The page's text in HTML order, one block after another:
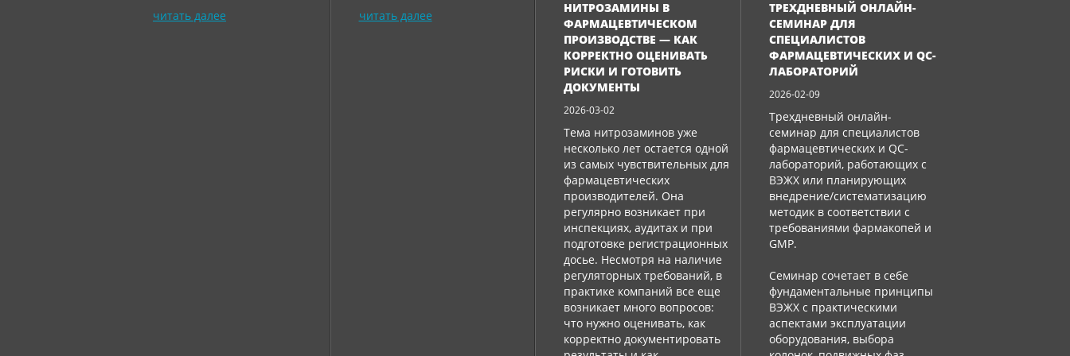
читать далее читать далее
НИТРОЗАМИНЫ В
ФАРМАЦЕВТИЧЕСКОМ
ПРОИЗВОДСТВЕ — КАК
КОРРЕКТНО ОЦЕНИВАТЬ
РИСКИ И ГОТОВИТЬ
ДОКУМЕНТЫ
2026-03-02
Тема нитрозаминов уже
несколько лет остается одной
из самых чувствительных для
фармацевтических
производителей. Она
регулярно возникает при
инспекциях, аудитах и ​​при
подготовке регистрационных
досье. Несмотря на наличие
регуляторных требований, в
практике компаний все еще
возникает много вопросов:
что нужно оценивать, как
корректно документировать
ТРЕХДНЕВНЫЙ ОНЛАЙН-
СЕМИНАР ДЛЯ
СПЕЦИАЛИСТОВ
ФАРМАЦЕВТИЧЕСКИХ И QC-
ЛАБОРАТОРИЙ
2026-02-09
Трехдневный онлайн-
семинар для специалистов
фармацевтических и QC-
лабораторий, работающих с
ВЭЖХ или планирующих
внедрение/систематизацию
методик в соответствии с
требованиями фармакопей и
GMP.
Семинар сочетает в себе
фундаментальные принципы
ВЭЖХ с практическими
аспектами эксплуатации
оборудования, выбора